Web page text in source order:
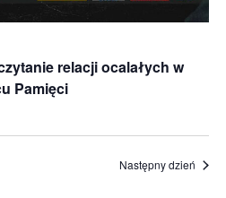
relacji ocalałych w
Pamięci
Następny dzień